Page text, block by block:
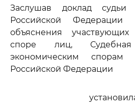
Заслушав доклад судьи
Российской
объяснения
споре лиц,
экономическим спорам
Российской Федерации